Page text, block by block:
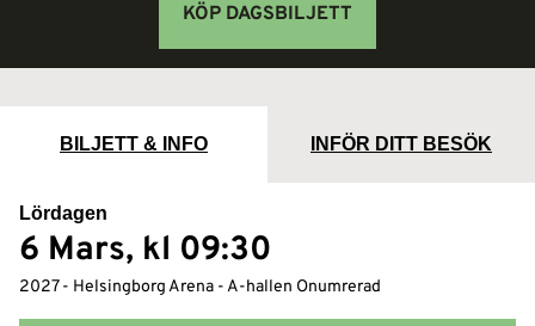
KÖP DAGSBILJETT
BILJETT & INFO INFÖR DITT BESÖK
Lördagen
6 Mars, kl 09:30
2027- Helsingborg Arena - A-hallen Onumrerad